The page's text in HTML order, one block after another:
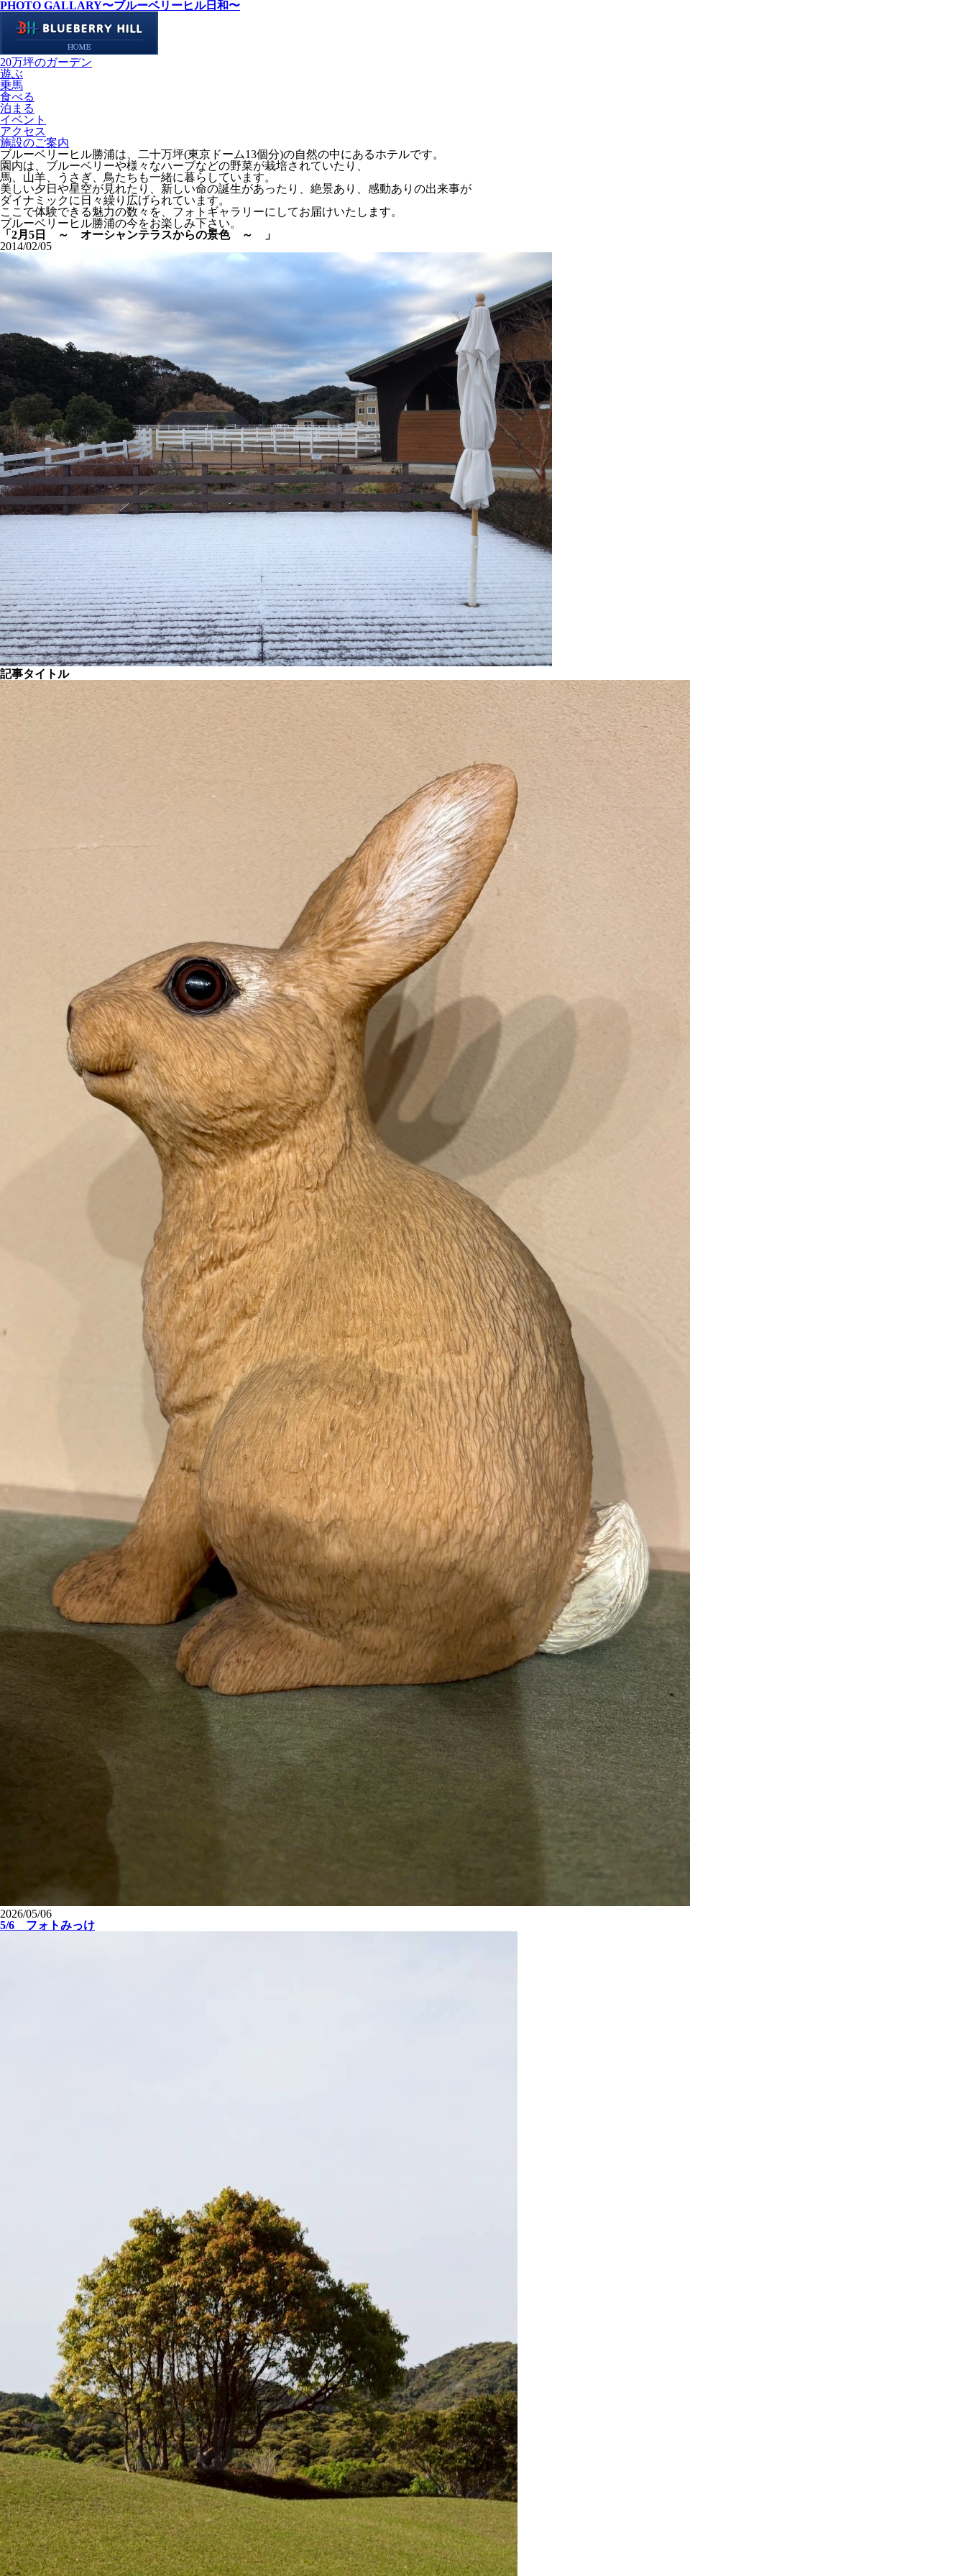
PHOTO GALLARY〜ブルーベリーヒル日和〜
20万坪のガーデン
遊ぶ
乗馬
食べる
泊まる
イベント
アクセス
施設のご案内
ブルーベリーヒル勝浦は、二十万坪(東京ドーム13個分)の自然の中にあるホテルです。
園内は、ブルーベリーや様々なハーブなどの野菜が栽培されていたり、
馬、山羊、うさぎ、鳥たちも一緒に暮らしています。
美しい夕日や星空が見れたり、新しい命の誕生があったり、絶景あり、感動ありの出来事が
ダイナミックに日々繰り広げられています。
ここで体験できる魅力の数々を、フォトギャラリーにしてお届けいたします。
ブルーベリーヒル勝浦の今をお楽しみ下さい。
「2月5日 ～ オーシャンテラスからの景色 ～ 」
2014/02/05
記事タイトル
2026/05/06
5/6 フォトみっけ